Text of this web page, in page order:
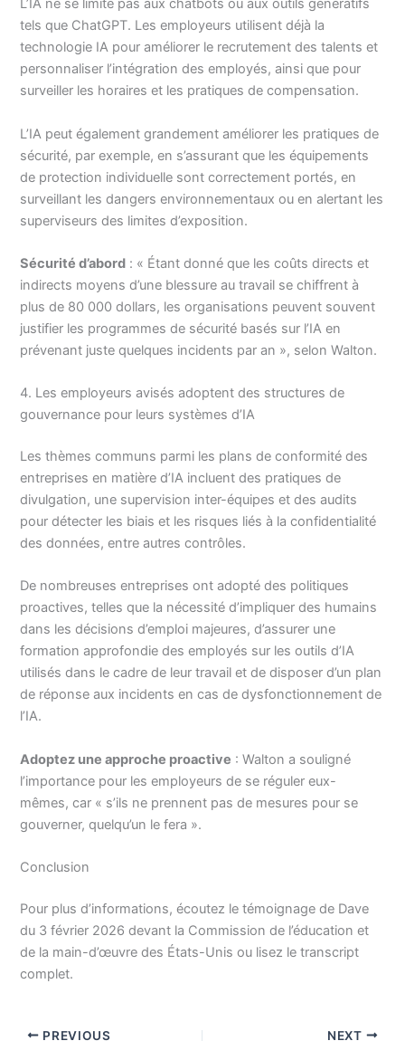
L’IA ne se limite pas aux chatbots ou aux outils génératifs
tels que ChatGPT. Les employeurs utilisent déjà la
technologie IA pour améliorer le recrutement des talents et
personnaliser l’intégration des employés, ainsi que pour
surveiller les horaires et les pratiques de compensation.
L’IA peut également grandement améliorer les pratiques de
sécurité, par exemple, en s’assurant que les équipements
de protection individuelle sont correctement portés, en
surveillant les dangers environnementaux ou en alertant les
superviseurs des limites d’exposition.
Sécurité d’abord : « Étant donné que les coûts directs et
indirects moyens d’une blessure au travail se chiffrent à
plus de 80 000 dollars, les organisations peuvent souvent
justifier les programmes de sécurité basés sur l’IA en
prévenant juste quelques incidents par an », selon Walton.
4. Les employeurs avisés adoptent des structures de
gouvernance pour leurs systèmes d’IA
Les thèmes communs parmi les plans de conformité des
entreprises en matière d’IA incluent des pratiques de
divulgation, une supervision inter-équipes et des audits
pour détecter les biais et les risques liés à la confidentialité
des données, entre autres contrôles.
De nombreuses entreprises ont adopté des politiques
proactives, telles que la nécessité d’impliquer des humains
dans les décisions d’emploi majeures, d’assurer une
formation approfondie des employés sur les outils d’IA
utilisés dans le cadre de leur travail et de disposer d’un plan
de réponse aux incidents en cas de dysfonctionnement de
l’IA.
Adoptez une approche proactive : Walton a souligné
l’importance pour les employeurs de se réguler eux-
mêmes, car « s’ils ne prennent pas de mesures pour se
gouverner, quelqu’un le fera ».
Conclusion
Pour plus d’informations, écoutez le témoignage de Dave
du 3 février 2026 devant la Commission de l’éducation et
de la main-d’œuvre des États-Unis ou lisez le transcript
complet.
PREVIOUS NEXT